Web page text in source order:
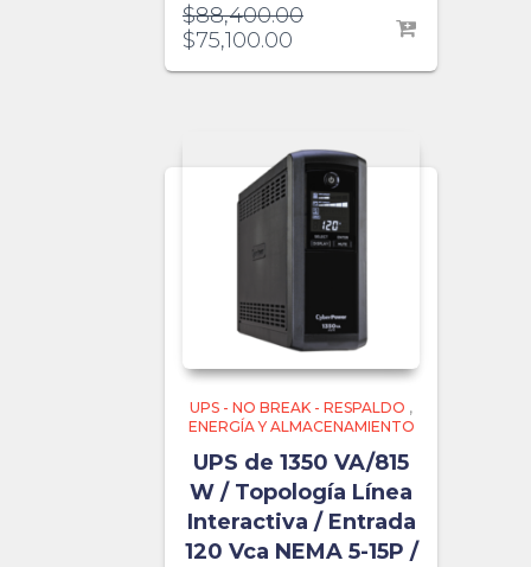
$88,400.00
$75,100.00
UPS - NO BREAK - RESPALDO ,
ENERGÍA Y ALMACENAMIENTO
UPS de 1350 VA/815
W / Topología Línea
Interactiva / Entrada
120 Vca NEMA 5-15P /